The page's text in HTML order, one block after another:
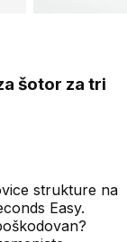
strukture na
Easy.